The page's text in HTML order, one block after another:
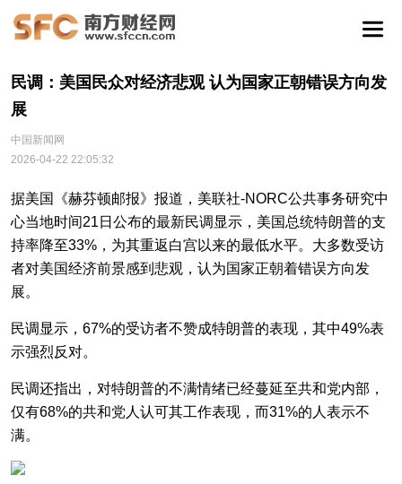
民调：美国民众对经济悲观 认为国家正朝错误方向发
展
中国新闻网
2026-04-22 22:05:32
据美国《赫芬顿邮报》报道，美联社-NORC公共事务研究中
心当地时间21日公布的最新民调显示，美国总统特朗普的支
持率降至33%，为其重返白宫以来的最低水平。大多数受访
者对美国经济前景感到悲观，认为国家正朝着错误方向发
展。
民调显示，67%的受访者不赞成特朗普的表现，其中49%表
示强烈反对。
民调还指出，对特朗普的不满情绪已经蔓延至共和党内部，
仅有68%的共和党人认可其工作表现，而31%的人表示不
满。